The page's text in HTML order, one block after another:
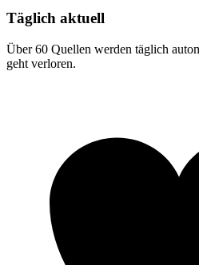
Täglich aktuell
Über 60 Quellen werden täglich
geht verloren.